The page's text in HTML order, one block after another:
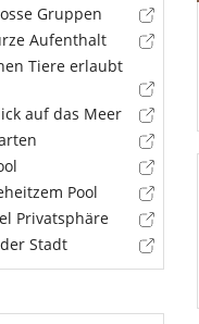
Gruppen
Aufenthalt
Tiere erlaubt
auf das Meer
Pool
Privatsphäre
Stadt